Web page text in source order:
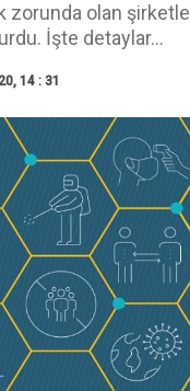
zorunda olan
İşte detaylar...
14 : 31